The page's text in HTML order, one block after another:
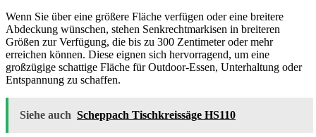
Wenn Sie über eine größere Fläche verfügen oder eine breitere
Abdeckung wünschen, stehen Senkrechtmarkisen in breiteren
Größen zur Verfügung, die bis zu 300 Zentimeter oder mehr
erreichen können. Diese eignen sich hervorragend, um eine
großzügige schattige Fläche für Outdoor-Essen, Unterhaltung oder
Entspannung zu schaffen.
Siehe auch Scheppach Tischkreissäge HS110